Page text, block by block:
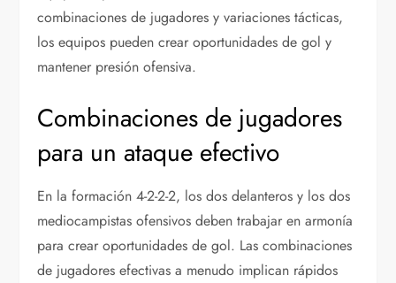
combinaciones de jugadores y variaciones tácticas,
los equipos pueden crear oportunidades de gol y
mantener presión ofensiva.
Combinaciones de jugadores
para un ataque efectivo
En la formación 4-2-2-2, los dos delanteros y los dos
mediocampistas ofensivos deben trabajar en armonía
para crear oportunidades de gol. Las combinaciones
de jugadores efectivas a menudo implican rápidos